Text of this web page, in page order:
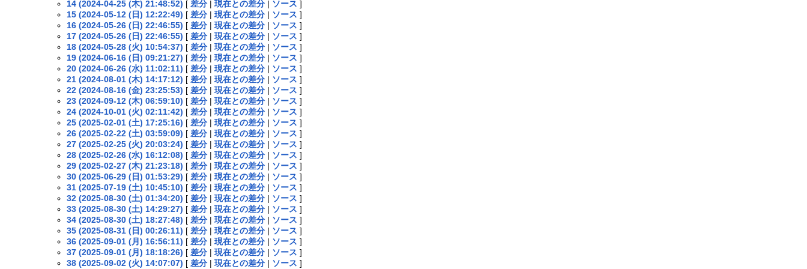
14 (2024-04-25 (木) 21:48:52) [ 差分| 現在との差分| ソース ]
15 (2024-05-12 (日) 12:22:49) [ 差分| 現在との差分| ソース ]
16 (2024-05-26 (日) 22:46:55) [ 差分| 現在との差分| ソース ]
17 (2024-05-26 (日) 22:46:55) [ 差分| 現在との差分| ソース ]
18 (2024-05-28 (火) 10:54:37) [ 差分| 現在との差分| ソース ]
19 (2024-06-16 (日) 09:21:27) [ 差分| 現在との差分| ソース ]
20 (2024-06-26 (水) 11:02:11) [ 差分| 現在との差分| ソース ]
21 (2024-08-01 (木) 14:17:12) [ 差分| 現在との差分| ソース ]
22 (2024-08-16 (金) 23:25:53) [ 差分| 現在との差分| ソース ]
23 (2024-09-12 (木) 06:59:10) [ 差分| 現在との差分| ソース ]
24 (2024-10-01 (火) 02:11:42) [ 差分| 現在との差分| ソース ]
25 (2025-02-01 (土) 17:25:16) [ 差分| 現在との差分| ソース ]
26 (2025-02-22 (土) 03:59:09) [ 差分| 現在との差分| ソース ]
27 (2025-02-25 (火) 20:03:24) [ 差分| 現在との差分| ソース ]
28 (2025-02-26 (水) 16:12:08) [ 差分| 現在との差分| ソース ]
29 (2025-02-27 (木) 21:23:18) [ 差分| 現在との差分| ソース ]
30 (2025-06-29 (日) 01:53:29) [ 差分| 現在との差分| ソース ]
31 (2025-07-19 (土) 10:45:10) [ 差分| 現在との差分| ソース ]
32 (2025-08-30 (土) 01:34:20) [ 差分| 現在との差分| ソース ]
33 (2025-08-30 (土) 14:29:27) [ 差分| 現在との差分| ソース ]
34 (2025-08-30 (土) 18:27:48) [ 差分| 現在との差分| ソース ]
35 (2025-08-31 (日) 00:26:11) [ 差分| 現在との差分| ソース ]
36 (2025-09-01 (月) 16:56:11) [ 差分| 現在との差分| ソース ]
37 (2025-09-01 (月) 18:18:26) [ 差分| 現在との差分| ソース ]
38 (2025-09-02 (火) 14:07:07) [ 差分| 現在との差分| ソース ]